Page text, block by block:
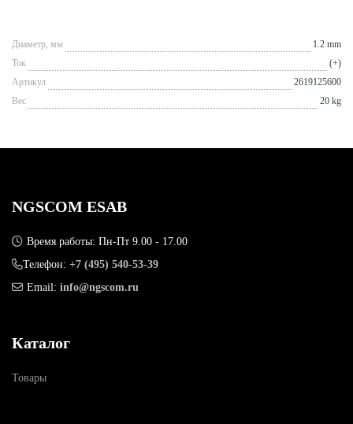
Диаметр, мм
1.2 mm
Ток
(+)
Артикул
2619125600
Вес
20 kg
NGSCOM ESAB
Время работы: Пн-Пт 9.00 - 17.00
Телефон: +7 (495) 540-53-39
Email: info@ngscom.ru
Каталог
Товары